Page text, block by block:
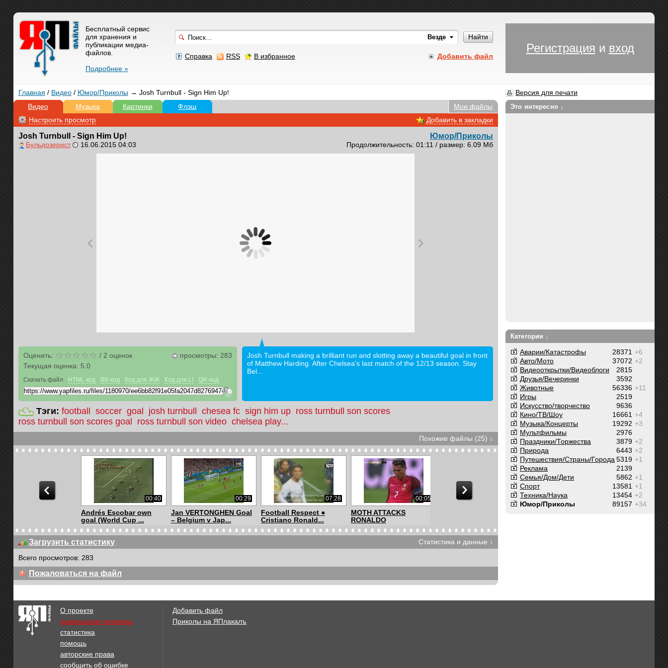
Найти
Добавить файл
Справка RSS В избранное
Бесплатный сервис
для хранения и
публикации медиа-
файлов.
Подробнее »
Регистрация и вход
Главная / Видео/ Юмор/Приколы→ Josh Turnbull - Sign Him Up!
Версия для печати
Видео
Музыка Картинки Флэш
Мои файлы
Настроить просмотр
Добавить в закладки
Josh Turnbull - Sign Him Up!
Бульдозерист 16.06.2015 04:03
Юмор/Приколы
Продолжительность: 01:11 / размер: 6.09 Мб
Оценить: / 2 оценок
Текущая оценка: 5.0
просмотры: 283
Скачать файл HTML код BB-код Код для ЖЖ Код для LI QR-код
Josh Turnbull making a brilliant run and slotting away a beautiful goal in front
of Matthew Harding. After Chelsea's last match of the 12/13 season. Stay
Bel...
Тэги: football soccer goal josh turnbull chesea fc sign him up ross turnbull son scores
ross turnbull son scores goal
ross turnbull son video chelsea play...
Похожие файлы (25) ↓
00:40
Andrés Escobar own
goal (World Cup ...
00:29
Jan VERTONGHEN Goal
– Belgium v Jap...
07:28
Football Respect ●
Cristiano Ronald...
00:05
MOTH ATTACKS
RONALDO
02:33
Soccer goals | Best
01:26
Unbelievable Own Goal
01:18
FIFA Puskas Award:
00:50
FIFA Puskas Award:
FIFA Puskas Award:
Peter Ankersen (...
Загрузить статистику
Статистика и данные ↓
Всего просмотров: 283
Пожаловаться на файл
Это интересно ↓
Категории ↓
+6
28371
Аварии/Катастрофы
+2
37072
Авто/Мото
2815
Видеооткрытки/Видеоблоги
3592
Друзья/Вечеринки
+11
56336
Животные
2519
Игры
9636
Искусство/творчество
+4
16661
Кино/ТВ/Шоу
+3
19292
Музыка/Концерты
2976
Мультфильмы
+2
3879
Праздники/Торжества
+2
6443
Природа
+1
5319
Путешествия/Cтраны/Города
2139
Реклама
+1
5862
Семья/Дом/Дети
+1
13581
Спорт
+2
13454
Техника/Наука
+34
89157
Юмор/Приколы
О проекте
размещение рекламы
статистика
помощь
авторские права
сообщить об ошибке
Добавить файл
Приколы на ЯПлакалъ